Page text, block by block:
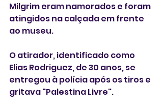
Milgrim eram namorados e foram
atingidos na calçada em frente
ao museu.
O atirador, identificado como
Elias Rodriguez, de 30 anos, se
entregou à polícia após os tiros e
gritava "Palestina Livre".